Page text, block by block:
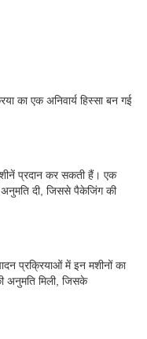
का एक अनिवार्य हिस्सा बन गई
प्रदान कर सकती हैं। एक
अनुमति दी, जिससे पैकेजिंग की
प्रक्रियाओं में इन मशीनों का
अनुमति मिली, जिसके